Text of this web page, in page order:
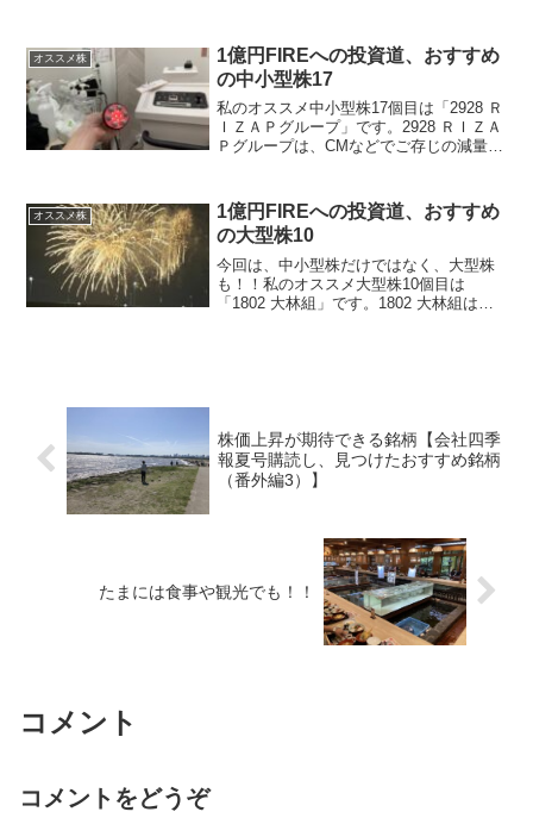
が・・・とりあえずは様子見ですね。⇩
15位くらいにいますの...
オススメ株
1億円FIREへの投資道、おすすめ
の中小型株17
私のオススメ中小型株17個目は「2928 Ｒ
ＩＺＡＰグループ」です。2928 ＲＩＺＡ
Ｐグループは、CMなどでご存じの減量ジ
ップ』を運営している会社です。売上高
2023...
オススメ株
1億円FIREへの投資道、おすすめ
の大型株10
今回は、中小型株だけではなく、大型株
も！！私のオススメ大型株10個目は
「1802 大林組」です。1802 大林組は、
株価上昇が期待できる銘柄【会社四季
報夏号購読し、見つけたおすすめ銘柄
（番外編3）】
たまには食事や観光でも！！
コメント
コメントをどうぞ